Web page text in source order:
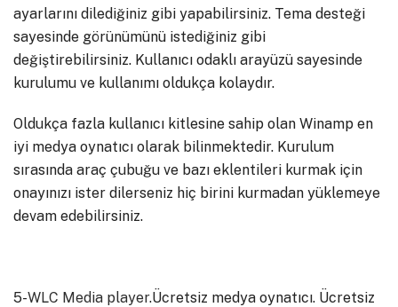
ayarlarını dilediğiniz gibi yapabilirsiniz. Tema desteği
sayesinde görünümünü istediğiniz gibi
değiştirebilirsiniz. Kullanıcı odaklı arayüzü sayesinde
kurulumu ve kullanımı oldukça kolaydır.
Oldukça fazla kullanıcı kitlesine sahip olan Winamp en
iyi medya oynatıcı olarak bilinmektedir. Kurulum
sırasında araç çubuğu ve bazı eklentileri kurmak için
onayınızı ister dilerseniz hiç birini kurmadan yüklemeye
devam edebilirsiniz.
5-WLC Media player.Ücretsiz medya oynatıcı. Ücretsiz